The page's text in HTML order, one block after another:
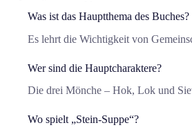
Was ist das Hauptthema des Buches?
Es lehrt die Wichtigkeit von
Wer sind die Hauptcharaktere?
Die drei Mönche – Hok, Lok und
Wo spielt „Stein-Suppe“?